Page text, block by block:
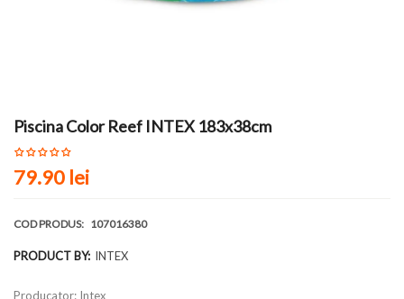
Piscina Color Reef INTEX 183x38cm
79.90 lei
COD PRODUS: 107016380
PRODUCT BY: INTEX
Producator: Intex